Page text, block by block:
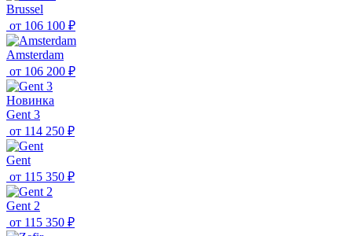
Brussel
от 106 100 ₽
Amsterdam
от 106 200 ₽
Новинка
Gent 3
от 114 250 ₽
Gent
от 115 350 ₽
Gent 2
от 115 350 ₽